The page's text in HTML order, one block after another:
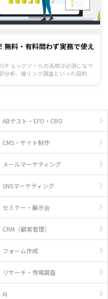
無料・有料問わず実務で使え
チェックツールの活用は必須になり
分析、被リンク調査といった目的の
ABテスト・EFO・CRO
CMS・サイト制作
メールマーケティング
SNSマーケティング
セミナー・展示会
CRM（顧客管理）
フォーム作成
リサーチ・市場調査
AI